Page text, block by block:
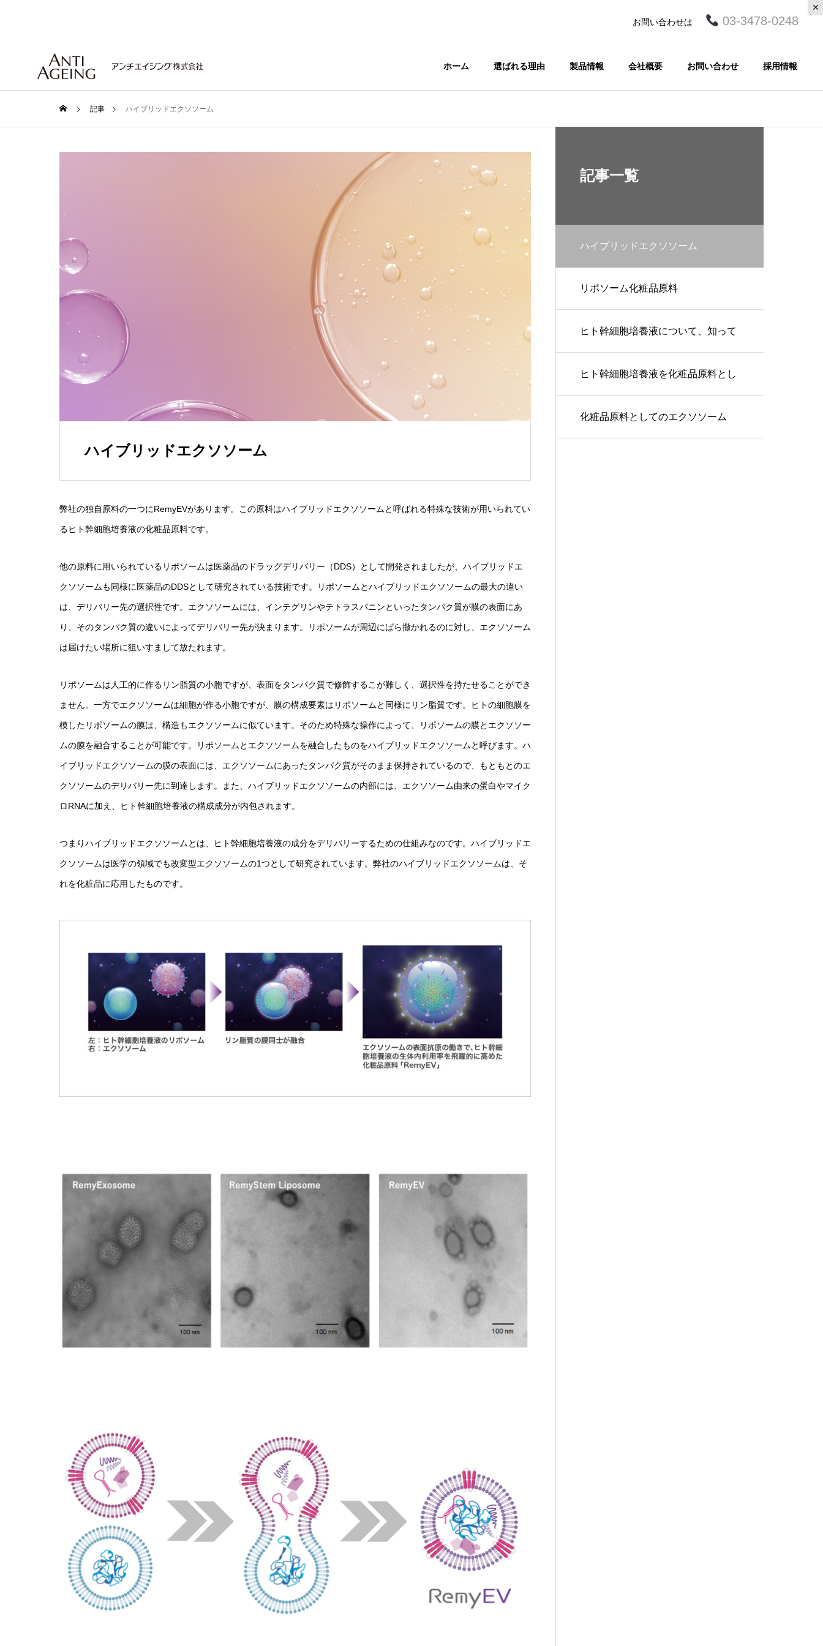
お問い合わせは 03-3478-0248
ホーム 選ばれる理由 製品情報 会社概要 お問い合わせ 採用情報
記事 ハイブリッドエクソソーム
ハイブリッドエクソソーム
弊社の独自原料の一つにRemyEVがあります。この原料はハイブリッドエクソソームと呼ばれる特殊な技術が用いられてい
るヒト幹細胞培養液の化粧品原料です。
他の原料に用いられているリポソームは医薬品のドラッグデリバリー（DDS）として開発されましたが、ハイブリッドエ
クソソームも同様に医薬品のDDSとして研究されている技術です。リポソームとハイブリッドエクソソームの最大の違い
は、デリバリー先の選択性です。エクソソームには、インテグリンやテトラスパニンといったタンパク質が膜の表面にあ
り、そのタンパク質の違いによってデリバリー先が決まります。リポソームが周辺にばら撒かれるのに対し、エクソソーム
は届けたい場所に狙いすまして放たれます。
リポソームは人工的に作るリン脂質の小胞ですが、表面をタンパク質で修飾するこが難しく、選択性を持たせることができ
ません。一方でエクソソームは細胞が作る小胞ですが、膜の構成要素はリポソームと同様にリン脂質です。ヒトの細胞膜を
模したリポソームの膜は、構造もエクソソームに似ています。そのため特殊な操作によって、リポソームの膜とエクソソー
ムの膜を融合することが可能です。リポソームとエクソソームを融合したものをハイブリッドエクソソームと呼びます。ハ
イブリッドエクソソームの膜の表面には、エクソソームにあったタンパク質がそのまま保持されているので、もともとのエ
クソソームのデリバリー先に到達します。また、ハイブリッドエクソソームの内部には、エクソソーム由来の蛋白やマイク
ロRNAに加え、ヒト幹細胞培養液の構成成分が内包されます。
つまりハイブリッドエクソソームとは、ヒト幹細胞培養液の成分をデリバリーするための仕組みなのです。ハイブリッドエ
クソソームは医学の領域でも改変型エクソソームの1つとして研究されています。弊社のハイブリッドエクソソームは、そ
れを化粧品に応用したものです。
記事一覧
ハイブリッドエクソソーム
リポソーム化粧品原料
ヒト幹細胞培養液について、知って
おきたいこと
ヒト幹細胞培養液を化粧品原料とし
て使用する際の重要ポイント
化粧品原料としてのエクソソーム